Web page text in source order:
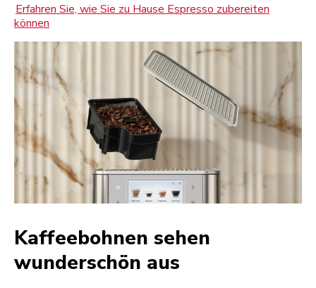
Erfahren Sie, wie Sie zu Hause Espresso zubereiten
können
Kaffeebohnen sehen
wunderschön aus